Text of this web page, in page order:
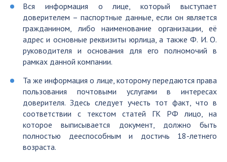
Вся информация о лице, который выступает
доверителем – паспортные данные, если он является
гражданином, либо наименование организации, её
адрес и основные реквизиты юрлица, а также Ф. И. О.
руководителя и основания для его полномочий в
рамках данной компании.
Та же информация о лице, которому передаются права
пользования почтовыми услугами в интересах
доверителя. Здесь следует учесть тот факт, что в
соответствии с текстом статей ГК РФ лицо, на
которое выписывается документ, должно быть
полностью дееспособным и достичь 18-летнего
возраста.